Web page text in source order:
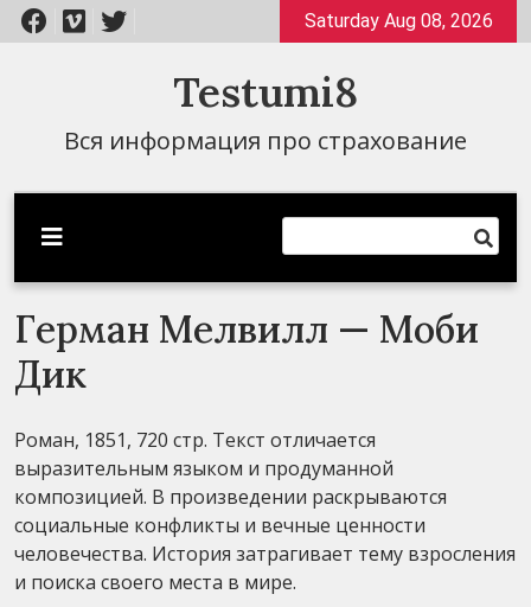
Перейти
к
Saturday Aug 08, 2026
Testumi8
Вся информация про страхование
Герман Мелвилл — Моби
Дик
Роман, 1851, 720 стр. Текст отличается
выразительным языком и продуманной
композицией. В произведении раскрываются
социальные конфликты и вечные ценности
человечества. История затрагивает тему взросления
и поиска своего места в мире.